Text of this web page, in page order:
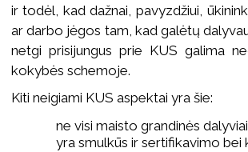
ir todėl, kad dažnai, pavyzdžiui,
ar darbo jėgos tam, kad galėtų
netgi prisijungus prie KUS galima
kokybės schemoje.
Kiti neigiami KUS aspektai yra šie:
ne visi maisto grandinės
yra smulkūs ir sertifikavimo